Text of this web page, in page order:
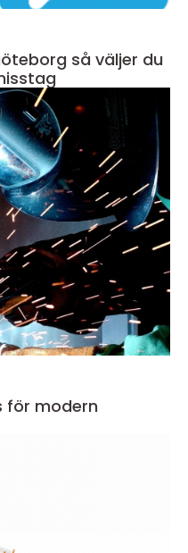
väljer du
för modern